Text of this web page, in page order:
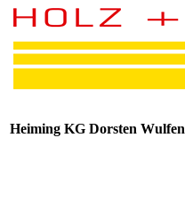
Heiming KG Dorsten Wulfen